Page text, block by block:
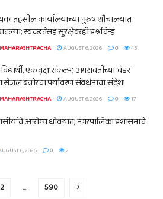
तहसील कार्यालयाच्या पुरुष शौचालयात
स्वच्छतेसह सुरक्षेवरही प्रश्नचिन्ह
AUGUST 6, 2026 0 45
एक वृक्ष संकल्प’; अमरावतीच्या ‘वंडर
सेजल बन्नोरचा पर्यावरण संवर्धनाचा संदेश!
AUGUST 6, 2026 0 17
आरोग्य धोक्यात; नगरपालिका प्रशासनाचे
6, 2026 0 2
2 … 590